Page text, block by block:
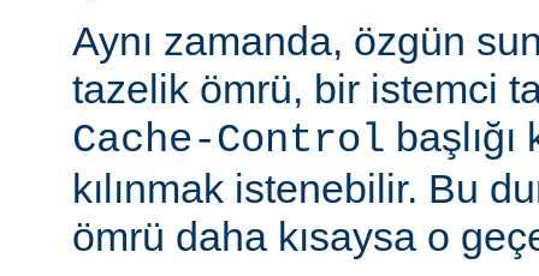
Aynı zamanda, özgün
tazelik ömrü, bir istemci
Cache-Control
kılınmak istenebilir. Bu
ömrü daha kısaysa o